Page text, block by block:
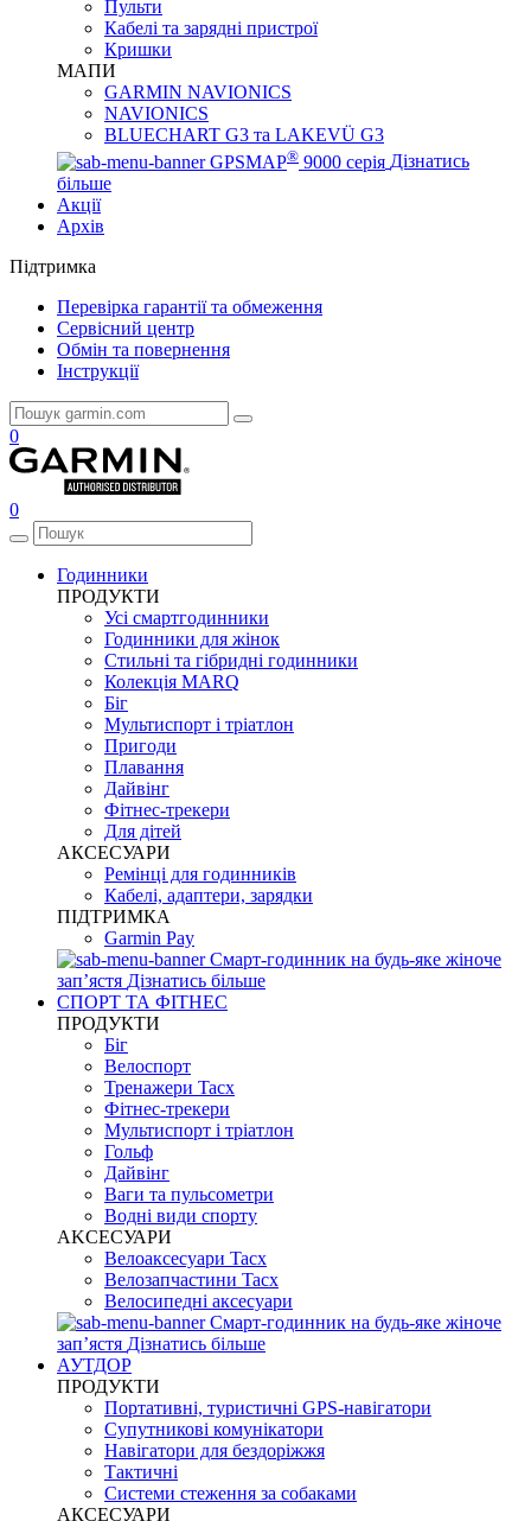
Пульти
Кабелі та зарядні пристрої
Кришки
МАПИ
GARMIN NAVIONICS
NAVIONICS
BLUECHART G3 та LAKEVÜ G3
GPSMAP® 9000 серія Дізнатись
більше
Акції
Архів
Підтримка
Перевірка гарантії та обмеження
Сервісний центр
Обмін та повернення
Інструкції
0
0
Годинники
ПРОДУКТИ
Усі смартгодинники
Годинники для жінок
Стильні та гібридні годинники
Колекція MARQ
Біг
Мультиспорт і тріатлон
Пригоди
Плавання
Дайвінг
Фітнес-трекери
Для дітей
АКСЕСУАРИ
Ремінці для годинників
Кабелі, адаптери, зарядки
ПІДТРИМКА
Garmin Pay
Смарт-годинник на будь-яке жіноче
запʼястя Дізнатись більше
СПОРТ ТА ФІТНЕС
ПРОДУКТИ
Біг
Велоспорт
Тренажери Tacx
Фітнес-трекери
Мультиспорт і тріатлон
Гольф
Дайвінг
Ваги та пульсометри
Водні види спорту
AKCЕСУАРИ
Велоаксесуари Tacx
Велозапчастини Tacx
Велосипедні аксесуари
Смарт-годинник на будь-яке жіноче
запʼястя Дізнатись більше
АУТДОР
ПРОДУКТИ
Портативні, туристичні GPS-навігатори
Супутникові комунікатори
Навігатори для бездоріжжя
Тактичні
Системи стеження за собаками
АКСЕСУАРИ